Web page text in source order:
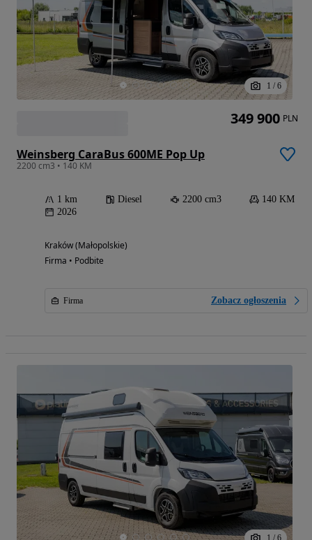
1 / 6
Weinsberg CaraBus 600ME Pop Up
2200 cm3 • 140 KM
1 km Diesel 2200 cm3
140 KM
2026
Kraków (Małopolskie)
Firma • Podbite
Firma Zobacz ogłoszenia
349 900 PLN
1 / 6